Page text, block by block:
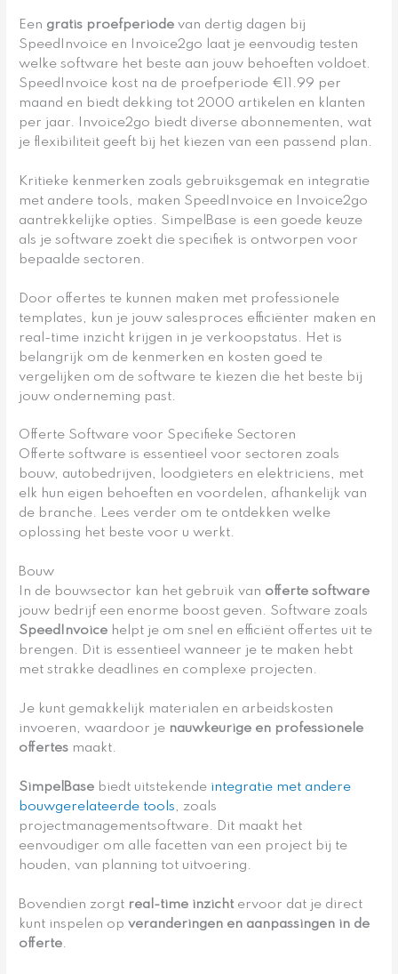
Een gratis proefperiode van dertig dagen bij
SpeedInvoice en Invoice2go laat je eenvoudig testen
welke software het beste aan jouw behoeften voldoet.
SpeedInvoice kost na de proefperiode €11.99 per
maand en biedt dekking tot 2000 artikelen en klanten
per jaar. Invoice2go biedt diverse abonnementen, wat
je flexibiliteit geeft bij het kiezen van een passend plan.
Kritieke kenmerken zoals gebruiksgemak en integratie
met andere tools, maken SpeedInvoice en Invoice2go
aantrekkelijke opties. SimpelBase is een goede keuze
als je software zoekt die specifiek is ontworpen voor
bepaalde sectoren.
Door offertes te kunnen maken met professionele
templates, kun je jouw salesproces efficiënter maken en
real-time inzicht krijgen in je verkoopstatus. Het is
belangrijk om de kenmerken en kosten goed te
vergelijken om de software te kiezen die het beste bij
jouw onderneming past.
Offerte Software voor Specifieke Sectoren
Offerte software is essentieel voor sectoren zoals
bouw, autobedrijven, loodgieters en elektriciens, met
elk hun eigen behoeften en voordelen, afhankelijk van
de branche. Lees verder om te ontdekken welke
oplossing het beste voor u werkt.
Bouw
In de bouwsector kan het gebruik van offerte software
jouw bedrijf een enorme boost geven. Software zoals
SpeedInvoice helpt je om snel en efficiënt offertes uit te
brengen. Dit is essentieel wanneer je te maken hebt
met strakke deadlines en complexe projecten.
Je kunt gemakkelijk materialen en arbeidskosten
invoeren, waardoor je nauwkeurige en professionele
offertes maakt.
SimpelBase biedt uitstekende integratie met andere
bouwgerelateerde tools, zoals
projectmanagementsoftware. Dit maakt het
eenvoudiger om alle facetten van een project bij te
houden, van planning tot uitvoering.
Bovendien zorgt real-time inzichtervoor dat je direct
kunt inspelen opveranderingen en aanpassingen in de
offerte.